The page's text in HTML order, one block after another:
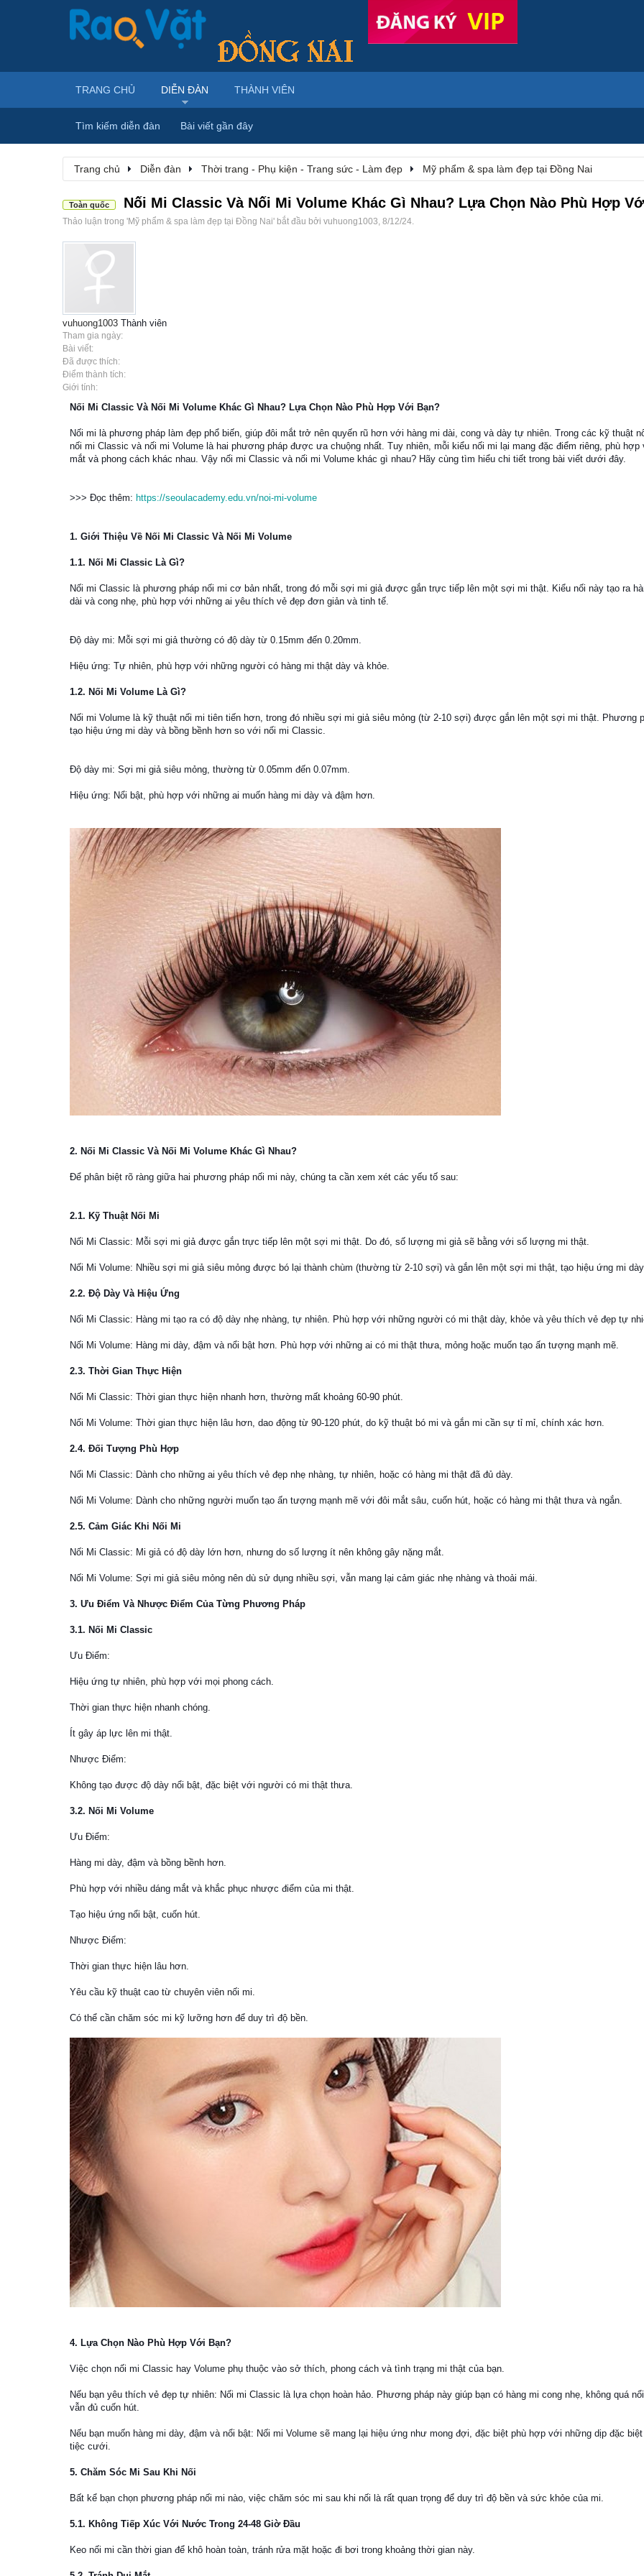
Trang chủ Diễn đàn Thời trang - Phụ kiện - Trang sức - Làm đẹp Mỹ phẩm & spa làm đẹp tại Đồng Nai
Toàn quốc Nối Mi Classic Và Nối Mi Volume Khác Gì Nhau? Lựa Chọn Nào Phù Hợp
Thảo luận trong 'Mỹ phẩm & spa làm đẹp tại Đồng Nai' bắt đầu bởi vuhuong1003, 8/12/24.
vuhuong1003 Thành viên
Tham gia ngày:
Bài viết:
Đã được thích:
Điểm thành tích:
Giới tính:
Nối Mi Classic Và Nối Mi Volume Khác Gì Nhau? Lựa Chọn Nào Phù Hợp Với Bạn?
Nối mi là phương pháp làm đẹp phổ biến, giúp đôi mắt trở nên quyến rũ hơn với hàng mi dài, cong và dày tự nhiên. Trong các kỹ thuật
nối mi Classic và nối mi Volume là hai phương pháp được ưa chuộng nhất. Tuy nhiên, mỗi kiểu nối mi lại mang đặc điểm riêng, phù
mắt và phong cách khác nhau. Vậy nối mi Classic và nối mi Volume khác gì nhau? Hãy cùng tìm hiểu chi tiết trong bài viết dưới đây.
>>> Đọc thêm: https://seoulacademy.edu.vn/noi-mi-volume
1. Giới Thiệu Về Nối Mi Classic Và Nối Mi Volume
1.1. Nối Mi Classic Là Gì?
Nối mi Classic là phương pháp nối mi cơ bản nhất, trong đó mỗi sợi mi giả được gắn trực tiếp lên một sợi mi thật. Kiểu nối này tạo ra
dài và cong nhẹ, phù hợp với những ai yêu thích vẻ đẹp đơn giản và tinh tế.
Độ dày mi: Mỗi sợi mi giả thường có độ dày từ 0.15mm đến 0.20mm.
Hiệu ứng: Tự nhiên, phù hợp với những người có hàng mi thật dày và khỏe.
1.2. Nối Mi Volume Là Gì?
Nối mi Volume là kỹ thuật nối mi tiên tiến hơn, trong đó nhiều sợi mi giả siêu mỏng (từ 2-10 sợi) được gắn lên một sợi mi thật. Phương
tạo hiệu ứng mi dày và bồng bềnh hơn so với nối mi Classic.
Độ dày mi: Sợi mi giả siêu mỏng, thường từ 0.05mm đến 0.07mm.
Hiệu ứng: Nổi bật, phù hợp với những ai muốn hàng mi dày và đậm hơn.
2. Nối Mi Classic Và Nối Mi Volume Khác Gì Nhau?
Để phân biệt rõ ràng giữa hai phương pháp nối mi này, chúng ta cần xem xét các yếu tố sau:
2.1. Kỹ Thuật Nối Mi
Nối Mi Classic: Mỗi sợi mi giả được gắn trực tiếp lên một sợi mi thật. Do đó, số lượng mi giả sẽ bằng với số lượng mi thật.
Nối Mi Volume: Nhiều sợi mi giả siêu mỏng được bó lại thành chùm (thường từ 2-10 sợi) và gắn lên một sợi mi thật, tạo hiệu ứng mi
2.2. Độ Dày Và Hiệu Ứng
Nối Mi Classic: Hàng mi tạo ra có độ dày nhẹ nhàng, tự nhiên. Phù hợp với những người có mi thật dày, khỏe và yêu thích vẻ đẹp tự
Nối Mi Volume: Hàng mi dày, đậm và nổi bật hơn. Phù hợp với những ai có mi thật thưa, mỏng hoặc muốn tạo ấn tượng mạnh mẽ.
2.3. Thời Gian Thực Hiện
Nối Mi Classic: Thời gian thực hiện nhanh hơn, thường mất khoảng 60-90 phút.
Nối Mi Volume: Thời gian thực hiện lâu hơn, dao động từ 90-120 phút, do kỹ thuật bó mi và gắn mi cần sự tỉ mỉ, chính xác hơn.
2.4. Đối Tượng Phù Hợp
Nối Mi Classic: Dành cho những ai yêu thích vẻ đẹp nhẹ nhàng, tự nhiên, hoặc có hàng mi thật đã đủ dày.
Nối Mi Volume: Dành cho những người muốn tạo ấn tượng mạnh mẽ với đôi mắt sâu, cuốn hút, hoặc có hàng mi thật thưa và ngắn.
2.5. Cảm Giác Khi Nối Mi
Nối Mi Classic: Mi giả có độ dày lớn hơn, nhưng do số lượng ít nên không gây nặng mắt.
Nối Mi Volume: Sợi mi giả siêu mỏng nên dù sử dụng nhiều sợi, vẫn mang lại cảm giác nhẹ nhàng và thoải mái.
3. Ưu Điểm Và Nhược Điểm Của Từng Phương Pháp
3.1. Nối Mi Classic
Ưu Điểm:
Hiệu ứng tự nhiên, phù hợp với mọi phong cách.
Thời gian thực hiện nhanh chóng.
Ít gây áp lực lên mi thật.
Nhược Điểm:
Không tạo được độ dày nổi bật, đặc biệt với người có mi thật thưa.
3.2. Nối Mi Volume
Ưu Điểm:
Hàng mi dày, đậm và bồng bềnh hơn.
Phù hợp với nhiều dáng mắt và khắc phục nhược điểm của mi thật.
Tạo hiệu ứng nổi bật, cuốn hút.
Nhược Điểm:
Thời gian thực hiện lâu hơn.
Yêu cầu kỹ thuật cao từ chuyên viên nối mi.
Có thể cần chăm sóc mi kỹ lưỡng hơn để duy trì độ bền.
4. Lựa Chọn Nào Phù Hợp Với Bạn?
Việc chọn nối mi Classic hay Volume phụ thuộc vào sở thích, phong cách và tình trạng mi thật của bạn.
Nếu bạn yêu thích vẻ đẹp tự nhiên: Nối mi Classic là lựa chọn hoàn hảo. Phương pháp này giúp bạn có hàng mi cong nhẹ, không quá
vẫn đủ cuốn hút.
Nếu bạn muốn hàng mi dày, đậm và nổi bật: Nối mi Volume sẽ mang lại hiệu ứng như mong đợi, đặc biệt phù hợp với những dịp đặc
tiệc cưới.
5. Chăm Sóc Mi Sau Khi Nối
Bất kể bạn chọn phương pháp nối mi nào, việc chăm sóc mi sau khi nối là rất quan trọng để duy trì độ bền và sức khỏe của mi.
5.1. Không Tiếp Xúc Với Nước Trong 24-48 Giờ Đầu
Keo nối mi cần thời gian để khô hoàn toàn, tránh rửa mặt hoặc đi bơi trong khoảng thời gian này.
TRANG CHỦ DIỄN ĐÀN
Tìm kiếm diễn đàn Bài viết gần đây
THÀNH VIÊN